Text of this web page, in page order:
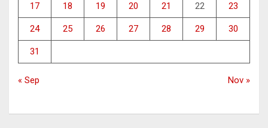
17 18 19 20 21 22 23
24 25 26 27 28 29 30
31
« Sep Nov »